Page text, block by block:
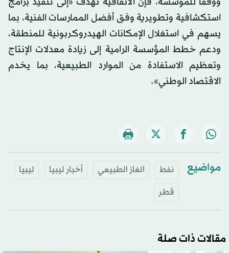
استكشافية وتطويرية وفق أفضل الممارسات الفنية، بما
يسهم في استغلال الإمكانات الهيدروكربونية للمنطقة،
ودعم خطط المؤسسة الرامية إلى زيادة معدلات الإنتاج
وتعظيم الاستفادة من الموارد الطبيعية، بما يخدم
الاقتصاد الوطني».
مواضيع نفط الغاز الطبيعي أخبار ليبيا
ليبيا
قطر
مقالات ذات صلة